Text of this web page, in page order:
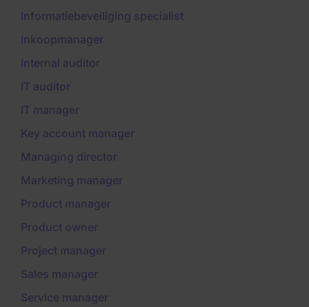
Informatiebeveiliging specialist
Inkoopmanager
Internal auditor
IT auditor
IT manager
Key account manager
Managing director
Marketing manager
Product manager
Product owner
Project manager
Sales manager
Service manager